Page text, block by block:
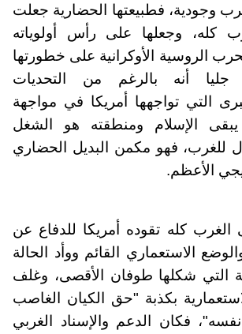
وجودية، فطبيعتها الحضارية جعلت
كله، وجعلها على رأس أولوياته
الروسية الأوكرانية على خطورتها
جليا أنه بالرغم من التحديات
التي تواجهها أمريكا في مواجهة
الإسلام ومنطقته هو الشغل
للغرب، فهو مكمن البديل الحضاري
الأعظم.
الغرب كله تقوده أمريكا للدفاع عن
الاستعماري القائم ووأد الحالة
التي شكلها طوفان الأقصى، وغلف
بكذبة "حق الكيان الغاصب
فكان الدعم والإسناد الغربي